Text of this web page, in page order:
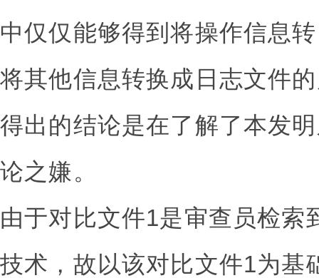
中仅仅能够得到将操作信息
将其他信息转换成日志文件
得出的结论是在了解了本发
论之嫌。
由于对比文件1是审查员检索
技术，故以该对比文件1为基